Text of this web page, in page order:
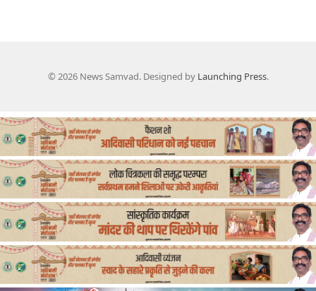
© 2026 News Samvad. Designed by Launching Press.